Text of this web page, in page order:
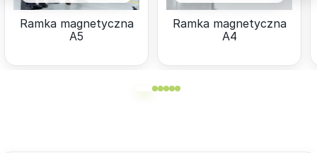
Ramka magnetyczna
A5
Ramka magnetyczna
A4